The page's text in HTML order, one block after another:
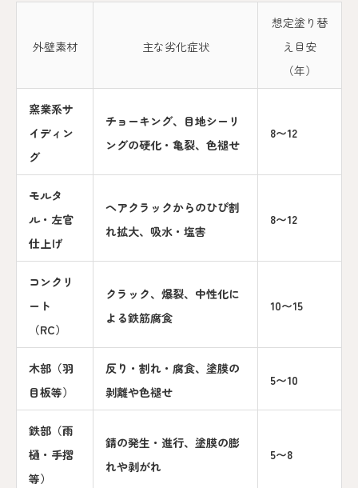
外壁素材 主な劣化症状
想定塗り替
え目安
（年）
窯業系サ
イディン
グ
チョーキング、目地シーリ
ングの硬化・亀裂、色褪せ
8〜12
モルタ
ル・左官
仕上げ
ヘアクラックからのひび割
れ拡大、吸水・塩害
8〜12
コンクリ
ート
（RC）
クラック、爆裂、中性化に
よる鉄筋腐食
10〜15
木部（羽
目板等）
反り・割れ・腐食、塗膜の
剥離や色褪せ
5〜10
鉄部（雨
樋・手摺
等）
錆の発生・進行、塗膜の膨
れや剥がれ
5〜8